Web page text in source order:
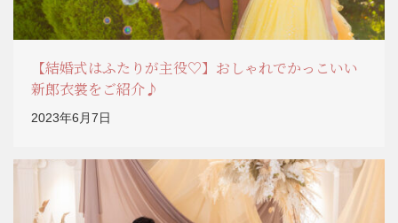
【結婚式はふたりが主役♡】おしゃれでかっこいい
新郎衣裳をご紹介♪
2023年6月7日